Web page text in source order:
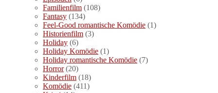
Familienfilm (108)
Fantasy (134)
Feel-Good romantische Komödie (1)
Historienfilm (3)
Holiday (6)
Holiday Komödie (1)
Holiday romantische Komödie (7)
Horror(20)
Kinderfilm (18)
Komödie (411)